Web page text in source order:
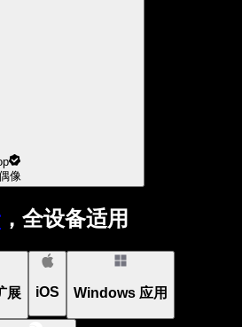
像
，全设备适用
展 iOS Windows 应用